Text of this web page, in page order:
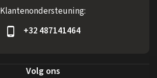
Klantenondersteuning:
+32 487141464
Volg ons